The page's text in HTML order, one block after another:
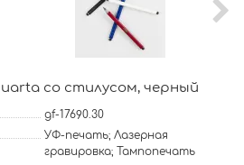
со стилусом, черный
gf-17690.30
УФ-печать; Лазерная
гравировка; Тампопечать